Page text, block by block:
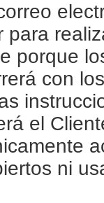
para
porque
con
el
ni